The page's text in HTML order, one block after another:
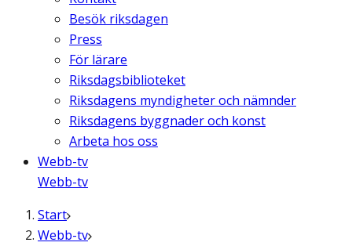
Besök riksdagen
Press
För lärare
Riksdagsbiblioteket
Riksdagens myndigheter och nämnder
Riksdagens byggnader och konst
Arbeta hos oss
Webb-tv
Webb-tv
Start
Webb-tv